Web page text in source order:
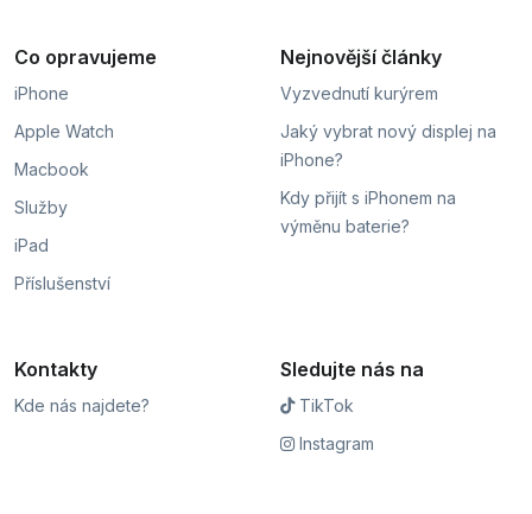
Co opravujeme
iPhone
Apple Watch
Macbook
Služby
iPad
Příslušenství
Nejnovější články
Vyzvednutí kurýrem
Jaký vybrat nový displej na
iPhone?
Kdy přijít s iPhonem na
výměnu baterie?
Kontakty
Kde nás najdete?
Sledujte nás na
TikTok
Instagram